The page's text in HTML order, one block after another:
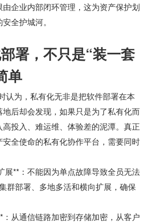
企业内部闭环管理，这为资产保护划
全护城河。
署，不只是“装一套
单
认为，私有化无非是把软件部署在本
后却会发现，如果只是为了私有化而
投入、难运维、体验差的泥潭。真正
全使命的私有化协作平台，需要同时
展**：不能因为单点故障导致全员无法
群部署、多地多活和横向扩展，确保
从通信链路加密到存储加密，从客户